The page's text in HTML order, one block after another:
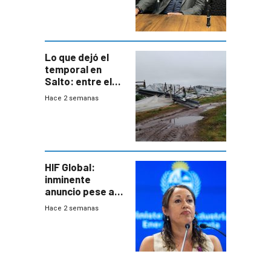
Lo que dejó el
temporal en
Salto: entre el
impacto
Hace 2 semanas
HIF Global:
inminente
anuncio pese a
declaración de
Hace 2 semanas